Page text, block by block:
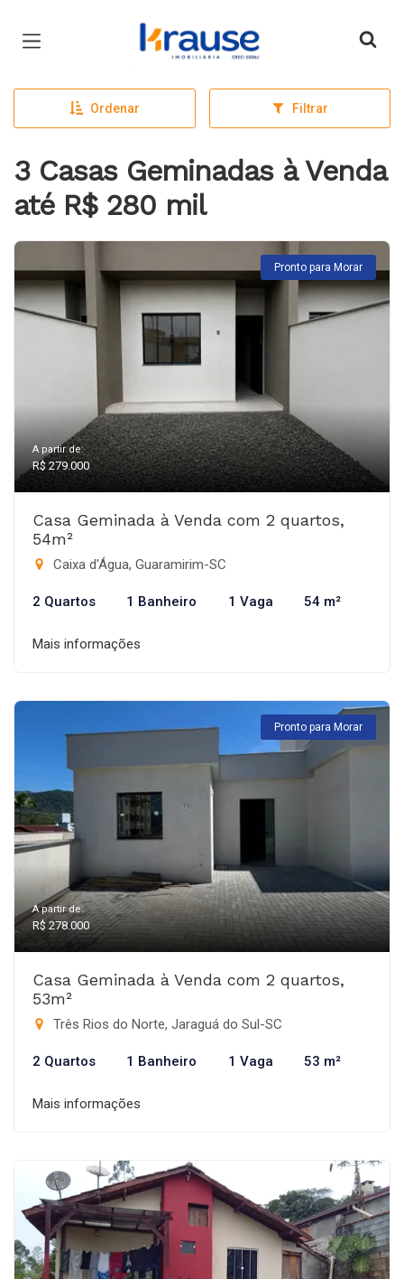
Página inicial
Ordenar Filtrar
3 Casas Geminadas à Venda
até R$ 280 mil
Pronto para Morar
A partir de:
R$ 279.000
Casa Geminada à Venda com 2 quartos,
54m²
Caixa d'Água, Guaramirim-SC
2 Quartos 1 Banheiro 1 Vaga 54 m²
Mais informações
Pronto para Morar
A partir de:
R$ 278.000
Casa Geminada à Venda com 2 quartos,
53m²
Três Rios do Norte, Jaraguá do Sul-SC
2 Quartos 1 Banheiro 1 Vaga 53 m²
Mais informações